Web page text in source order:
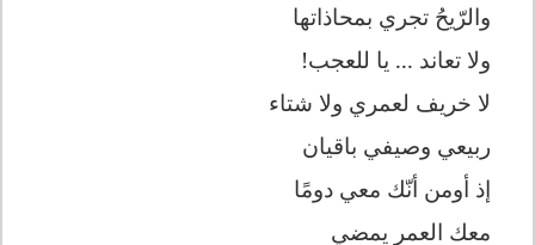
والرّيحُ تجري بمحاذاتها
ولا تعاند ... يا للعجب!
لا خريف لعمري ولا شتاء
ربيعي وصيفي باقيان
إذ أومن أنّك معي دومًا
معك العمر يمضي